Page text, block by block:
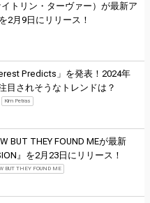
トリン・ターヴァー）が最新ア
2月9日にリリース！
Predicts」を発表！2024年
目されそうなトレンドは？
Kim Petras
BUT THEY FOUND MEが最新
』を2月23日にリリース！
BUT THEY FOUND ME